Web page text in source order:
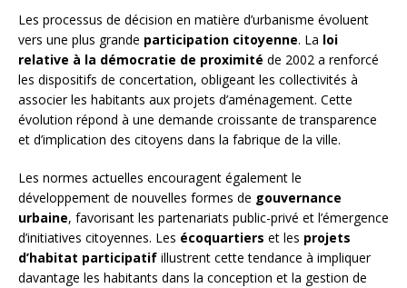
Les processus de décision en matière d’urbanisme évoluent
vers une plus grande participation citoyenne. La loi
relative à la démocratie de proximité de 2002 a renforcé
les dispositifs de concertation, obligeant les collectivités à
associer les habitants aux projets d’aménagement. Cette
évolution répond à une demande croissante de transparence
et d’implication des citoyens dans la fabrique de la ville.
Les normes actuelles encouragent également le
développement de nouvelles formes de gouvernance
urbaine, favorisant les partenariats public-privé et l’émergence
d’initiatives citoyennes. Les écoquartiers et les projets
d’habitat participatif illustrent cette tendance à impliquer
davantage les habitants dans la conception et la gestion de